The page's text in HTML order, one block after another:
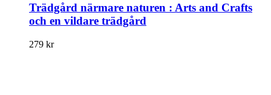
Trädgård närmare naturen : Arts and Crafts
och en vildare trädgård
279 kr